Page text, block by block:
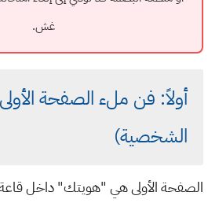
غش.
أولاً: فن ملء الصفحة
الشخصية)
الصفحة الأولى هي "هويتك" داخل قاعة